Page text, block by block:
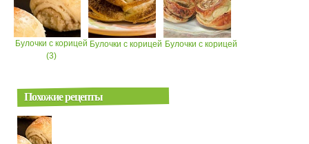
Булочки с корицей
(3)
Булочки с корицей Булочки с корицей
Похожие рецепты